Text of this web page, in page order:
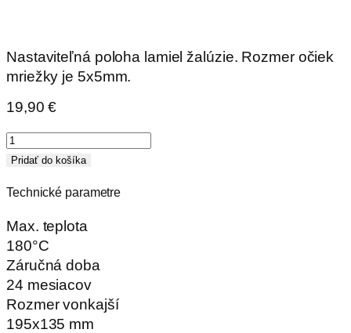
Nastaviteľná poloha lamiel žalúzie. Rozmer očiek
mriežky je 5x5mm.
19,90€
množstvo
Mriežka
Kz1
zatváracia
-
195x135
mm
-
biela
Pridať do košíka
Technické parametre
Max. teplota
180°C
Záručná doba
24 mesiacov
Rozmer vonkajší
195x135 mm